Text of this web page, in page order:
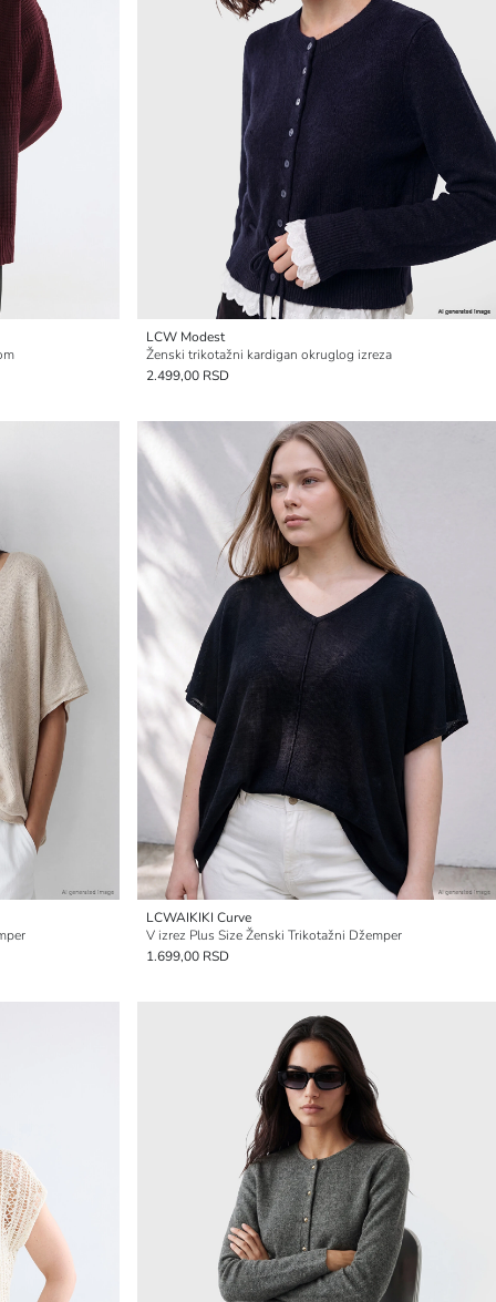
LCW Modest
Ženski trikotažni kardigan okruglog izreza
2.499,00 RSD
LCWAIKIKI Curve
V izrez Plus Size Ženski Trikotažni Džemper
1.699,00 RSD